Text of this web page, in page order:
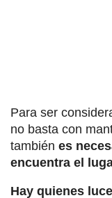
Para ser
no basta con
también es
encuentra el
Hay quienes